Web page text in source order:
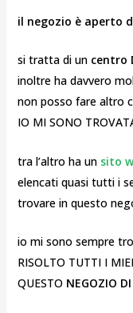
il negozio è aperto
si tratta di uncentro
inoltre ha davvero
non posso fare altro
IO MI SONO
tra l’altro ha un sito
elencati quasi tutti i
trovare in questo
io mi sono sempre
RISOLTO TUTTI I
QUESTO NEGOZIO